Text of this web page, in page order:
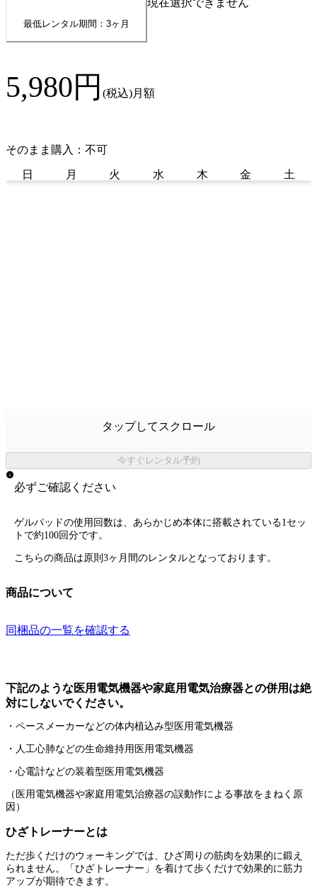
最低レンタル期間：3ヶ月
5,980円 (税込)月額
そのまま購入：不可
日 月 火 水 木 金 土
タップしてスクロール
今すぐレンタル予約
必ずご確認ください
ゲルパッドの使用回数は、あらかじめ本体に搭載されている1セッ
トで約100回分です。
こちらの商品は原則3ヶ月間のレンタルとなっております。
商品について
同梱品の一覧を確認する
下記のような医用電気機器や家庭用電気治療器との併用は絶
対にしないでください。
・ペースメーカーなどの体内植込み型医用電気機器
・人工心肺などの生命維持用医用電気機器
・心電計などの装着型医用電気機器
（医用電気機器や家庭用電気治療器の誤動作による事故をまねく原
因）
ひざトレーナーとは
ただ歩くだけのウォーキングでは、ひざ周りの筋肉を効果的に鍛え
られません。「ひざトレーナー」を着けて歩くだけで効果的に筋力
アップが期待できます。